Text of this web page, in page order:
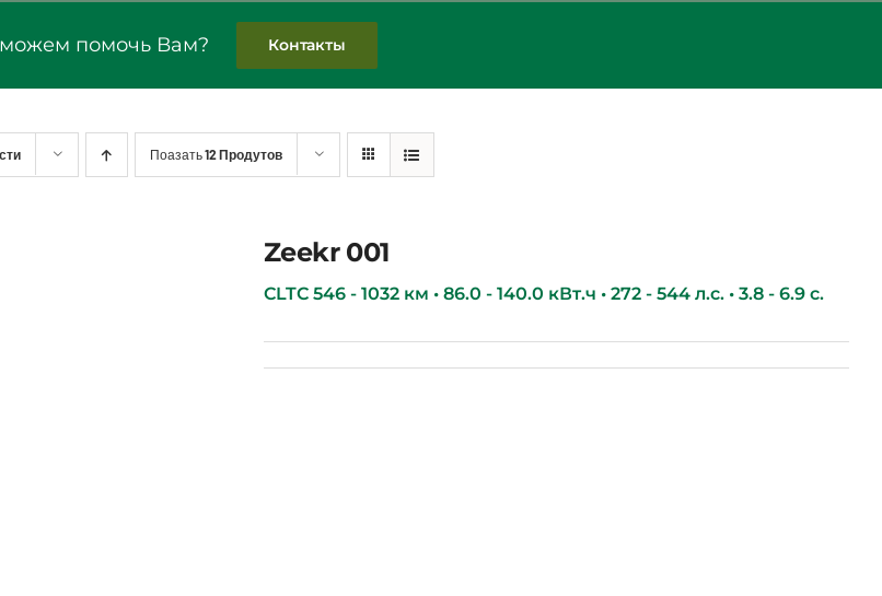
помочь Вам? Контакты
Поазать12 Продутов
Zeekr 001
CLTC 546 - 1032 км • 86.0 - 140.0 кВт.ч • 272 - 544 л.с. • 3.8 - 6.9 с.